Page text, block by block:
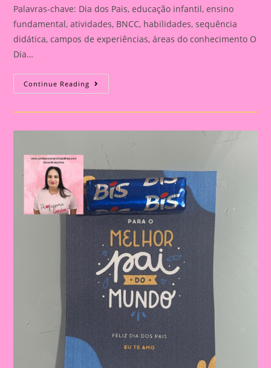
Palavras-chave: Dia dos Pais, educação infantil, ensino
fundamental, atividades, BNCC, habilidades, sequência
didática, campos de experiências, áreas do conhecimento O
Dia…
Continue Reading Cartão
Lembrança
O
Pais
Dos
Pais:
Celebrando
A
Importância
Da
Figura
Paterna